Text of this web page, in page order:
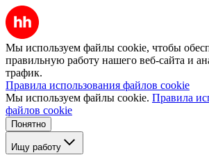
Мы используем файлы cookie, чтобы
правильную работу нашего веб-сайта и
трафик.
Правила использования файлов cookie
Мы используем файлы cookie. Правила
файлов cookie
Понятно
Ищу работу